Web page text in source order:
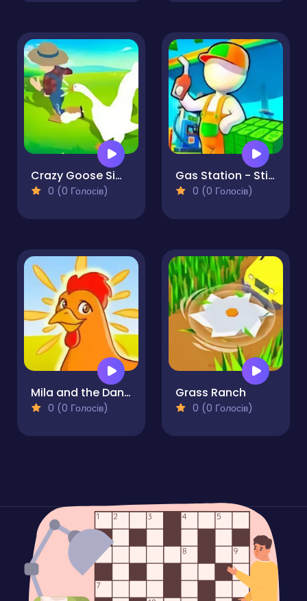
Crazy Goose Simulator
0 (0 Голосів)
Gas Station - Stick Simulator
0 (0 Голосів)
Mila and the Dancing Farm
0 (0 Голосів)
Grass Ranch
0 (0 Голосів)